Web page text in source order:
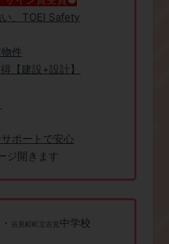
、TOEI Safety
件
【建設+設計】
ポートで安心
ジ開きます
吉見町町立吉見 中学校